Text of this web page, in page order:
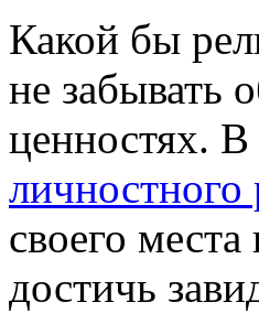
Какой бы
не забывать
ценностях.
личностного
своего
достичь